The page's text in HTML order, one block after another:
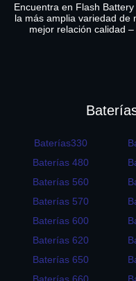
Encuentra en Flash
la más amplia variedad de
mejor relación calidad
Baterías330
Baterías 480
Baterías 560
Baterías 570
Baterías 600
Baterías 620
Baterías 650